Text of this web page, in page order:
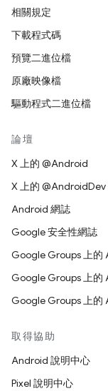
相關規定
下載程式碼
預覽二進位檔
原廠映像檔
驅動程式二進位檔
論壇
X 上的 @Android
X 上的 @AndroidDev
Android 網誌
Google 安全性網誌
Google Groups 上的
Google Groups 上的
Google Groups 上的
取得協助
Android 說明中心
Pixel 說明中心